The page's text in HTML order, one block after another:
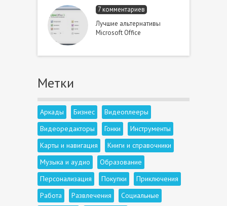
7 комментариев
Лучшие альтернативы
Microsoft Office
Метки
Аркады Бизнес
Видеоплееры
Видеоредакторы
Гонки
Инструменты
Карты и навигация
Книги и справочники
Музыка и аудио
Образование
Персонализация
Покупки
Приключения
Работа
Развлечения
Социальные